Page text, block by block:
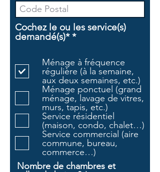
Cochez le ou les service(s)
demandé(s)* *O
g
a
t
o
i
r
e
Ménage à fréquence
régulière (à la semaine,
aux deux semaines, etc.)
Ménage ponctuel (grand
ménage, lavage de vitres,
murs, tapis, etc.)
Service résidentiel
(maison, condo, chalet…)
Service commercial (aire
commune, bureau,
commerce…)
Nombre de chambres et